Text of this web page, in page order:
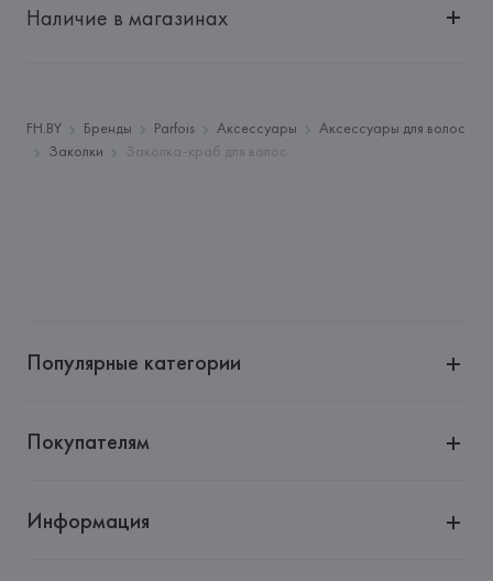
"БелВиринея"
Адрес:
ПОРТУГАЛИЯ, Barata & Ramilo, S.A., Rua do Sistelo,
Lugar de Santegãos. 4435-429 Rio Tinto,
Наличие в магазинах
FH.BY Бренды Parfois Аксессуары
Аксессуары для волос
Заколки
Заколка-краб для волос
Популярные категории
Покупателям
Информация